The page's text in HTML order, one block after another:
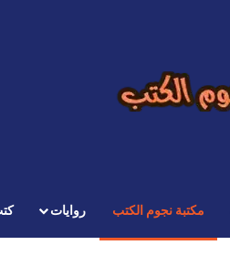
مكتبة نجوم الكتب روايات